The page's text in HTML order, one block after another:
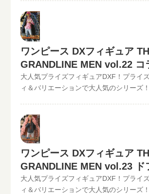
能!!状態も（開封品or未開封）ご入力いた
のような入力方法でも仮買取査定が可能
る。開催中の買取キャンペーン情報
査定金額に納得したら、無料宅配キット
ムからお申込みください。といまるから
キットが届いたら、ダンボールに商品を
け。自宅から出ることなく、お売りにな
れます！宅配買取可能地域は、日本全国
買取り可能です！買取査定価格の振込手
料です。JANコード入力で更に具体的な金
す。かんたん買取査定はJANコードのみ
能!!状態も（開封品or未開封）ご入力いた
のような入力方法でも仮買取査定が可能
る。開催中の買取キャンペーン情報
取中！！2022/06/07更新！《現在、各買
が遅れているものがありますが、ご依頼
は全て最新の相場で改めて買取査定致し
ください。》ワンピース DXフィギュア
GRANDLINE MEN vol.22 トラファルガー
取価格は500円（未開封の場合）
この他のワンピースDXフィギュアの最新
取査定の仮買取査定金額に納得したら、
申し込みフォームからお申込みください
送料無料の宅配キットが届いたら、ダン
詰めて、送るだけ。自宅から出ることな
りたいものが売れます！宅配買取可能地
どこからでもお買取り可能です！買取査
数料など全て無料です。JANコード入力
ワンピース DXフィギュア
GRANDLINE MEN vol.22 コ
取価格
大人気プライズフィギュアDXF！プライ
ィ＆バリエーションで大人気のシリーズ
取中！！2022/06/07更新！《現在、各買
が遅れているものがありますが、ご依頼
は全て最新の相場で改めて買取査定致し
ください。》ワンピース DXフィギュア
GRANDLINE MEN vol.22 コラソン現在
1,500円（未開封の場合）
のワンピースDXフィギュアの最新買取価
ワンピース DXフィギュア
GRANDLINE MEN vol.23 ド
の買取価格
大人気プライズフィギュアDXF！プライ
ィ＆バリエーションで大人気のシリーズ